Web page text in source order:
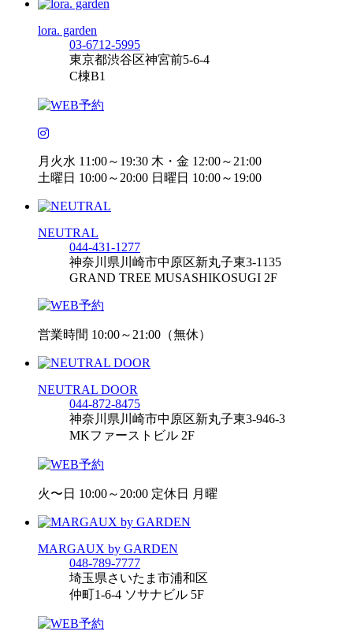
lora. garden
03-6712-5995
東京都渋谷区神宮前5-6-4
C棟B1
月火水 11:00～19:30 木・金 12:00～21:00
土曜日 10:00～20:00 日曜日 10:00～19:00
NEUTRAL
044-431-1277
神奈川県川崎市中原区新丸子東3-1135
GRAND TREE MUSASHIKOSUGI 2F
営業時間 10:00～21:00（無休）
NEUTRAL DOOR
044-872-8475
神奈川県川崎市中原区新丸子東3-946-3
MKファーストビル 2F
火〜日 10:00～20:00 定休日 月曜
MARGAUX by GARDEN
048-789-7777
埼玉県さいたま市浦和区
仲町1-6-4 ソサナビル 5F